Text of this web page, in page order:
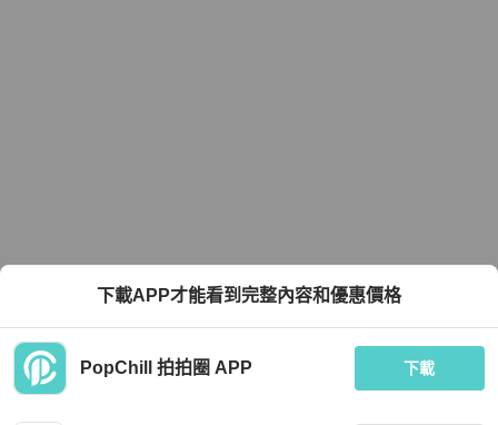
下載APP才能看到完整內容和優惠價格
PopChill 拍拍圈 APP 下載